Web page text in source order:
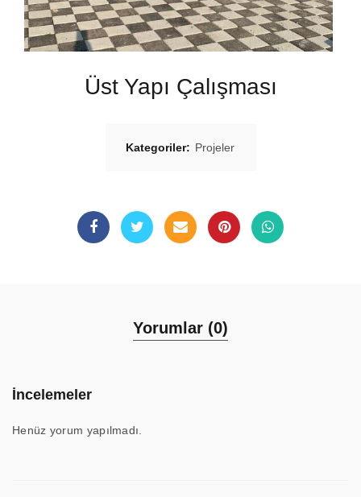
Üst Yapı Çalışması
Kategoriler: Projeler
Yorumlar (0)
İncelemeler
Henüz yorum yapılmadı.